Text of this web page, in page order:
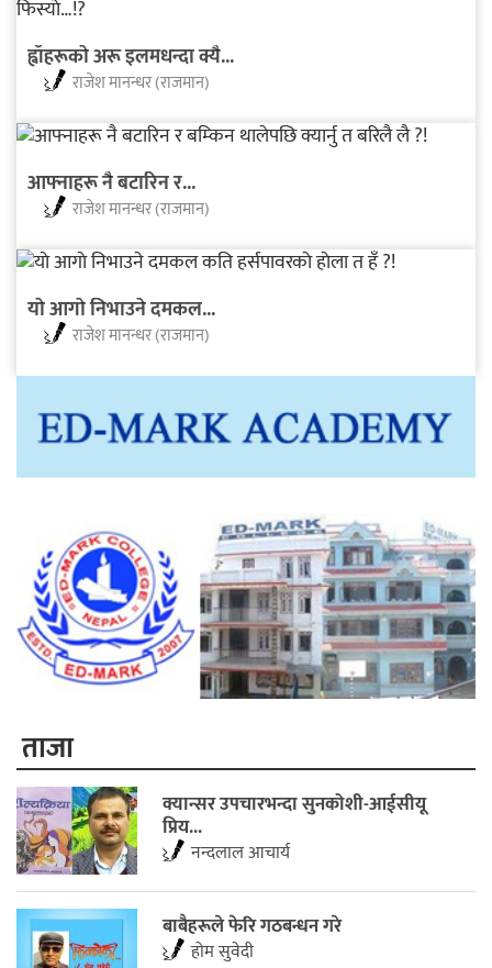
ह्वाँहरूकाे अरू इलमधन्दा क्यै...
राजेश मानन्धर (राजमान)
आफ्नाहरू नै बटारिन र...
राजेश मानन्धर (राजमान)
याे आगाे निभाउने दमकल...
राजेश मानन्धर (राजमान)
ताजा
​क्यान्सर उपचारभन्दा सुनकोशी-आईसीयू
प्रिय...
नन्दलाल आचार्य
बाबैहरूले फेरि गठबन्धन गरे
होम सुवेदी